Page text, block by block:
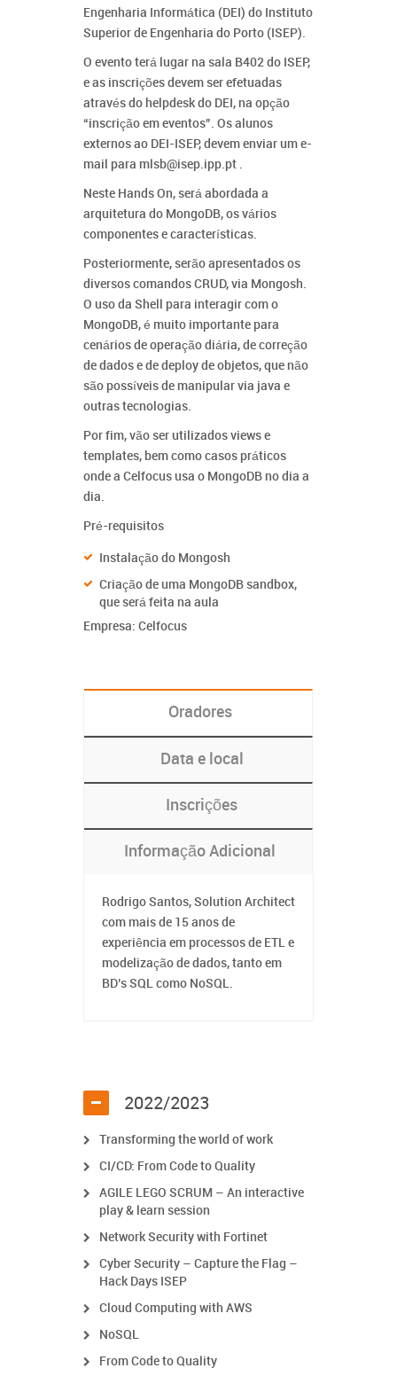
Engenharia Informática (DEI) do Instituto
Superior de Engenharia do Porto (ISEP).
O evento terá lugar na sala B402 do ISEP,
e as inscrições devem ser efetuadas
através do helpdesk do DEI, na opção
“inscrição em eventos”. Os alunos
externos ao DEI-ISEP, devem enviar um e-
mail para mlsb@isep.ipp.pt .
Neste Hands On, será abordada a
arquitetura do MongoDB, os vários
componentes e características.
Posteriormente, serão apresentados os
diversos comandos CRUD, via Mongosh.
O uso da Shell para interagir com o
MongoDB, é muito importante para
cenários de operação diária, de correção
de dados e de deploy de objetos, que não
são possíveis de manipular via java e
outras tecnologias.
Por fim, vão ser utilizados views e
templates, bem como casos práticos
onde a Celfocus usa o MongoDB no dia a
dia.
Pré-requisitos
Instalação do Mongosh
Criação de uma MongoDB sandbox,
que será feita na aula
Empresa: Celfocus
Oradores
Data e local
Inscrições
Informação Adicional
Rodrigo Santos, Solution Architect
com mais de 15 anos de
experiência em processos de ETL e
modelização de dados, tanto em
BD’s SQL como NoSQL.
2022/2023
Transforming the world of work
CI/CD: From Code to Quality
AGILE LEGO SCRUM – An interactive
play & learn session
Network Security with Fortinet
Cyber Security – Capture the Flag –
Hack Days ISEP
Cloud Computing with AWS
NoSQL
From Code to Quality